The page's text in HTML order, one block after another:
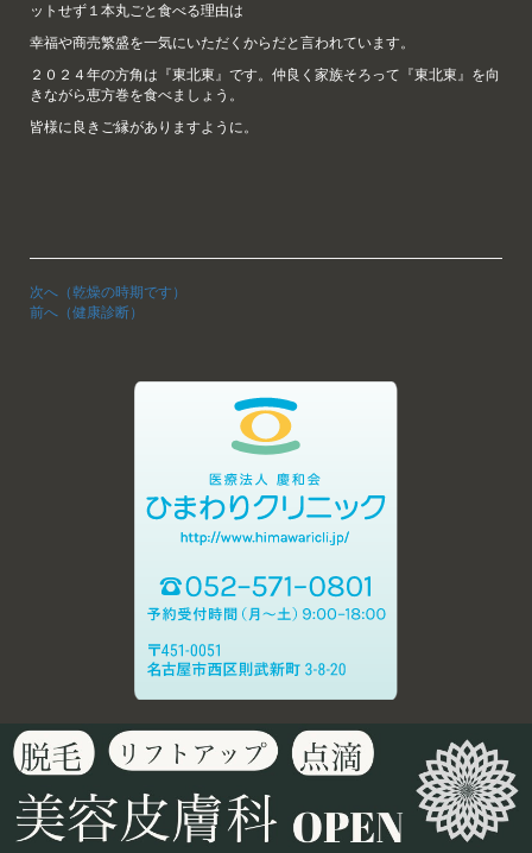
ットせず１本丸ごと食べる理由は
幸福や商売繁盛を一気にいただくからだと言われています。
２０２４年の方角は『東北東』です。仲良く家族そろって『東北東』を向
きながら恵方巻を食べましょう。
皆様に良きご縁がありますように。
次へ（乾燥の時期です）
前へ（健康診断）